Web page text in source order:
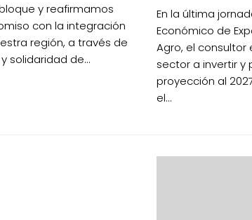
y reafirmamos
con la integración
región, a través de
solidaridad de...
En la última
Económico de
Agro, el
sector a invertir y
proyección al
el...